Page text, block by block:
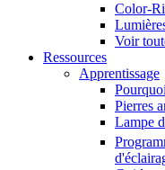
Color-
Voir
Ressources
Apprentissage
Pierres
Lampe